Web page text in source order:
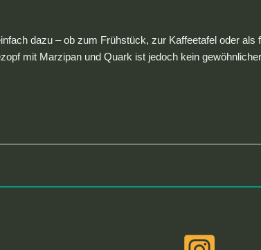
dazu – ob zum Frühstück, zur Kaffeetafel oder als
mit Marzipan und Quark ist jedoch kein